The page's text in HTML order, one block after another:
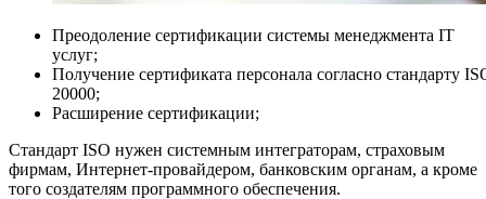
Преодоление сертификации системы менеджмента IT
услуг;
Получение сертификата персонала согласно стандарту
20000;
Расширение сертификации;
Стандарт ISO нужен системным интеграторам, страховым
фирмам, Интернет-провайдером, банковским органам, а кроме
того создателям программного обеспечения.